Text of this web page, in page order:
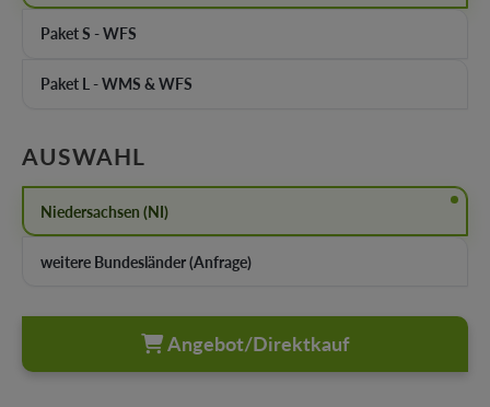
Paket S - WFS
Paket L - WMS & WFS
AUSWAHL
Niedersachsen (NI)
weitere Bundesländer (Anfrage)
Angebot/Direktkauf